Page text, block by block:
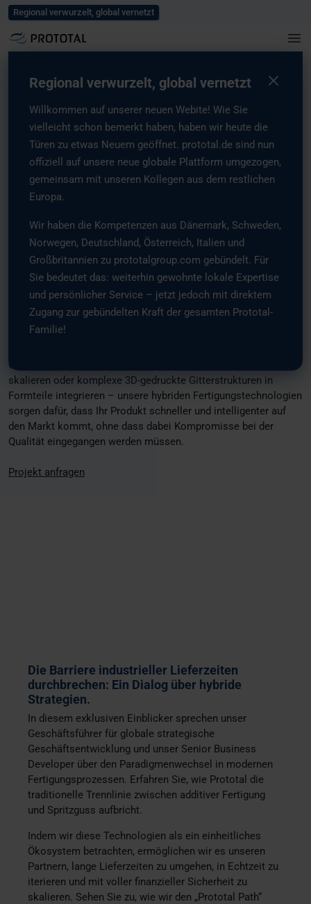
Regional verwurzelt, global vernetzt
Regional verwurzelt, global vernetzt
Willkommen auf unserer neuen Webite! Wie Sie
vielleicht schon bemerkt haben, haben wir heute die
Türen zu etwas Neuem geöffnet. prototal.de sind nun
offiziell auf unsere neue globale Plattform umgezogen,
gemeinsam mit unseren Kollegen aus dem restlichen
Europa.
Wir haben die Kompetenzen aus Dänemark, Schweden,
Norwegen, Deutschland, Österreich, Italien und
Großbritannien zu prototalgroup.com gebündelt. Für
Sie bedeutet das: weiterhin gewohnte lokale Expertise
und persönlicher Service – jetzt jedoch mit direktem
Zugang zur gebündelten Kraft der gesamten Prototal-
Familie!
Home/Lösungen/
Hybride additive
Fertigung: Die Lücke
zwischen Innovation
und Serienreife
schließen
Die absolute Festlegung, ob 3D Druck oder Spritzguss die am
besten geeignete Technologie ist, gehört der Vergangenheit an.
Bei Prototal sind wir technologieagnostisch. Wir nutzen die
Agilität der industriellen additiven Fertigung und die Effizienz
des Hochpräzisions-Spritzgusses, um einen nahtlosen
Ganz gleich, ob Sie während der Werkzeugfertigung rasch
skalieren oder komplexe 3D-gedruckte Gitterstrukturen in
Formteile integrieren – unsere hybriden Fertigungstechnologien
sorgen dafür, dass Ihr Produkt schneller und intelligenter auf
den Markt kommt, ohne dass dabei Kompromisse bei der
Qualität eingegangen werden müssen.
Projekt anfragen
Die Barriere industrieller Lieferzeiten
durchbrechen: Ein Dialog über hybride
Strategien.
In diesem exklusiven Einblicker sprechen unser
Geschäftsführer für globale strategische
Geschäftsentwicklung und unser Senior Business
Developer über den Paradigmenwechsel in modernen
Fertigungsprozessen. Erfahren Sie, wie Prototal die
traditionelle Trennlinie zwischen additiver Fertigung
und Spritzguss aufbricht.
Indem wir diese Technologien als ein einheitliches
Ökosystem betrachten, ermöglichen wir es unseren
Partnern, lange Lieferzeiten zu umgehen, in Echtzeit zu
iterieren und mit voller finanzieller Sicherheit zu
skalieren. Sehen Sie zu, wie wir den „Prototal Path“